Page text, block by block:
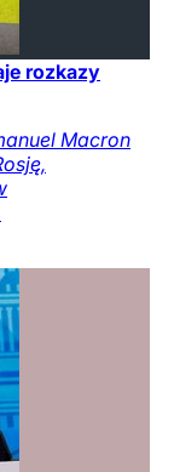
rozkazy
Macron